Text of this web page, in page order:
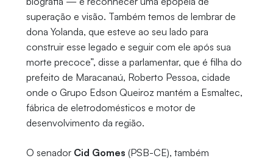
superação e visão. Também temos de lembrar de
dona Yolanda, que esteve ao seu lado para
construir esse legado e seguir com ele após sua
morte precoce”, disse a parlamentar, que é filha do
prefeito de Maracanaú, Roberto Pessoa, cidade
onde o Grupo Edson Queiroz mantém a Esmaltec,
fábrica de eletrodomésticos e motor de
desenvolvimento da região.
O senador Cid Gomes (PSB-CE), também